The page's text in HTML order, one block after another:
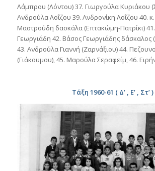
Λάμπρου (Λόντου) 37. Γιωργούλα Κυριάκου
Ανδρούλα Λοΐζου 39. Ανδρονίκη Λοΐζου 40.
Μαστρούδη δασκάλα (Επτακώμη-Πατρίκι)
Γεωργιάδη 42. Βάσος Γεωργιάδης
43. Ανδρούλα Γιαννή (Ζαρνάξιου) 44.
(Γιάκουμου), 45. Μαρούλα Σεραφείμ, 46.
Τάξη 1960-61 ( Δ’ , Ε’ , Στ’ )